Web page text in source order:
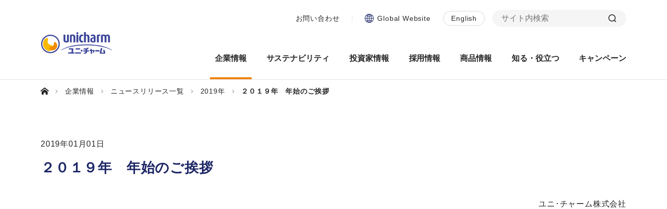
企業情報 サステナビリティ 投資家情報 採用情報 商品情報 知る・役立つ キャンペーン
お問い合わせ Global Website English
企業情報 ニュースリリース一覧 2019年 ２０１９年 年始のご挨拶
2019年01月01日
２０１９年 年始のご挨拶
ユニ･チャーム株式会社